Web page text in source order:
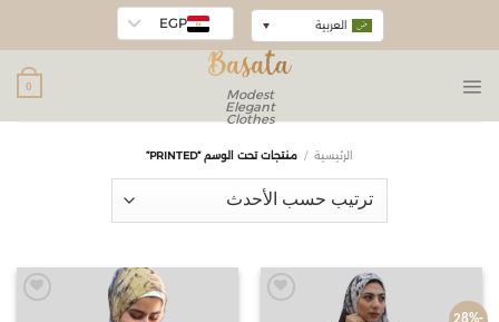
العربية EGP
Modest
Elegant
Clothes
0
الرئيسية / منتجات تحت الوسم “PRINTED”